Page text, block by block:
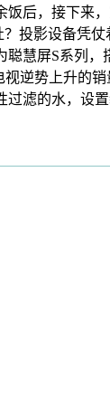
后，接下来
投影设备凭
慧屏S系列
逆势上升的
滤的水，设